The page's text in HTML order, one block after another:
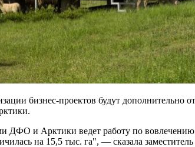
бизнес-проектов будут
ДФО и Арктики ведет работу по
на 15,5 тыс. га", — сказала